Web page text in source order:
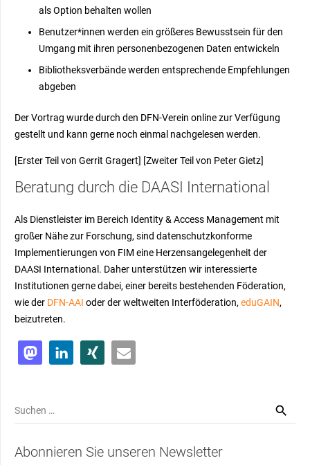
als Option behalten wollen
Benutzer*innen werden ein größeres Bewusstsein für den
Umgang mit ihren personenbezogenen Daten entwickeln
Bibliotheksverbände werden entsprechende Empfehlungen
abgeben
Der Vortrag wurde durch den DFN-Verein online zur Verfügung
gestellt und kann gerne noch einmal nachgelesen werden.
[Erster Teil von Gerrit Gragert] [Zweiter Teil von Peter Gietz]
Beratung durch die DAASI International
Als Dienstleister im Bereich Identity & Access Management mit
großer Nähe zur Forschung, sind datenschutzkonforme
Implementierungen von FIM eine Herzensangelegenheit der
DAASI International. Daher unterstützen wir interessierte
Institutionen gerne dabei, einer bereits bestehenden Föderation,
wie der DFN-AAI oder der weltweiten Interföderation, eduGAIN,
beizutreten.
Suchen
nach:
Abonnieren Sie unseren Newsletter